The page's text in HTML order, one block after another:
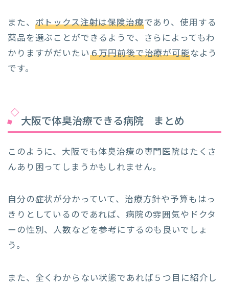
また、 ボトックス注射は保険治療であり、使用する
薬品を選ぶことができるようで、さらによってもわ
かりますがだいたい６万円前後で治療が可能なよう
です。
大阪で体臭治療できる病院 まとめ
このように、大阪でも体臭治療の専門医院はたくさ
んあり困ってしまうかもしれません。
自分の症状が分かっていて、治療方針や予算もはっ
きりとしているのであれば、病院の雰囲気やドクタ
ーの性別、人数などを参考にするのも良いでしょ
う。
また、全くわからない状態であれば５つ目に紹介し